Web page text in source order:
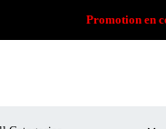
Promotion en